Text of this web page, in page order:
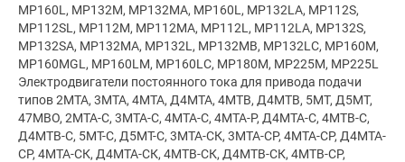
MP160L, МР132М, МР132МА, МР160L, МР132LA, МР112S,
МР112SL, МР112М, МР112МА, МР112L, МР112LА, МР132S,
МР132SA, МР132МА, МР132L, МР132МВ, МР132LC, МР160М,
МР160MGL, МР160LM, МР160LC, МР180М, МР225М, МР225L
Электродвигатели постоянного тока для привода подачи
типов 2МТА, 3МТА, 4МТА, Д4МТА, 4МТВ, Д4МТВ, 5МТ, Д5МТ,
47МВО, 2МТА-С, 3МТА-С, 4МТА-С, 4МТА-Р, Д4МТА-С, 4МТВ-С,
Д4МТВ-С, 5МТ-С, Д5МТ-С, 3МТА-СК, 3МТА-СР, 4МТА-СР, Д4МТА-
СР, 4МТА-СК, Д4МТА-СК, 4МТВ-СК, Д4МТВ-СК, 4МТВ-СР,